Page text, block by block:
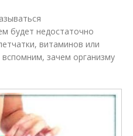
будет недостаточно
витаминов или
зачем организму